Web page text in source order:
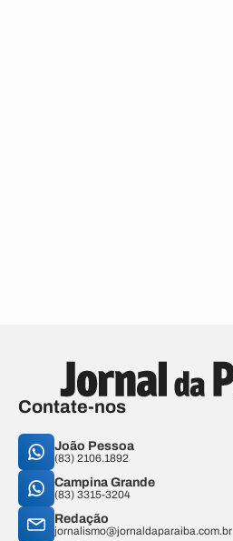
Contate-nos
João Pessoa
(83) 2106.1892
Campina Grande
(83) 3315-3204
Redação
jornalismo@jornaldaparaiba.com.br